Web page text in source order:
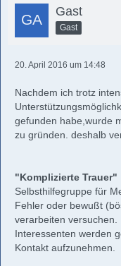
Gast
Gast
20. April 2016 um 14:48
Nachdem ich trotz
gefunden habe,wurde
zu gründen. deshalb
"Komplizierte Trauer"
Selbsthilfegruppe für
Fehler oder bewußt
verarbeiten versuchen.
Interessenten werden
Kontakt aufzunehmen.